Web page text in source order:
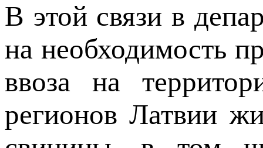
В этой связи в
на необходимость
ввоза на
регионов Латвии